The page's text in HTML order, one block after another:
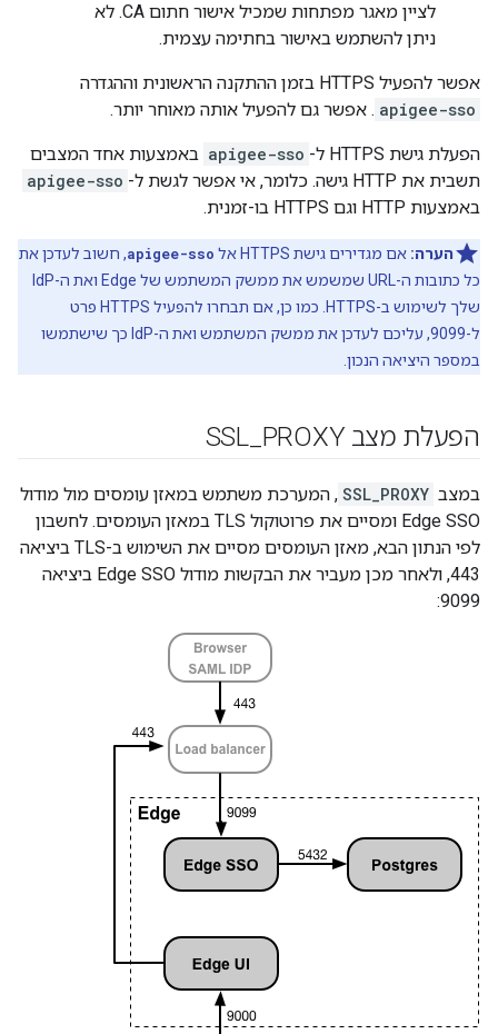
לציין מאגר מפתחות שמכיל אישור חתום CA. לא
ניתן להשתמש באישור בחתימה עצמית.
אפשר להפעיל HTTPS בזמן ההתקנה הראשונית וההגדרה
apigee-sso . אפשר גם להפעיל אותה מאוחר יותר.
הפעלת גישת HTTPS ל- apigee-sso באמצעות אחד המצבים
תשבית את HTTP גישה. כלומר, אי אפשר לגשת ל-
apigee-sso
באמצעות HTTP וגם HTTPS בו-זמנית.
הערה: אם מגדירים גישת HTTPS אל apigee-sso, חשוב לעדכן את
כל כתובות ה-URL שמשמש את ממשק המשתמש של Edge ואת ה-IdP
שלך לשימוש ב-HTTPS. כמו כן, אם תבחרו להפעיל HTTPS פרט
ל-9099, עליכם לעדכן את ממשק המשתמש ואת ה-IdP כך שישתמשו
במספר היציאה הנכון.
הפעלת מצב SSL _ PROXY
במצב SSL_PROXY , המערכת משתמש במאזן עומסים מול מודול
Edge SSO ומסיים את פרוטוקול TLS במאזן העומסים. לחשבון
לפי הנתון הבא, מאזן העומסים מסיים את השימוש ב-TLS ביציאה
443, ולאחר מכן מעביר את הבקשות מודול Edge SSO ביציאה
9099: